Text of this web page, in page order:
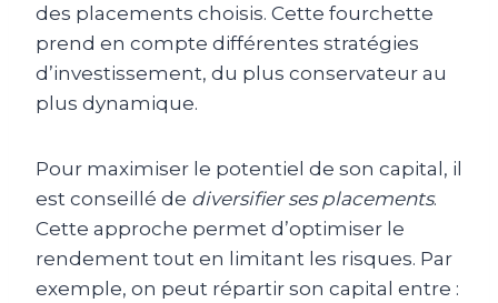
des placements choisis. Cette fourchette
prend en compte différentes stratégies
d’investissement, du plus conservateur au
plus dynamique.
Pour maximiser le potentiel de son capital, il
est conseillé de diversifier ses placements.
Cette approche permet d’optimiser le
rendement tout en limitant les risques. Par
exemple, on peut répartir son capital entre :